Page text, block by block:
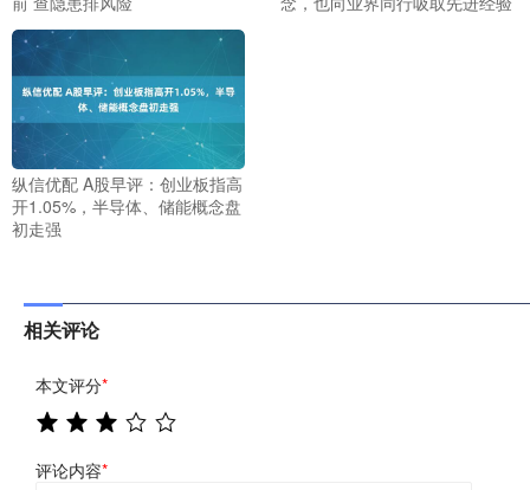
纵信优配 A股早评：创业板指高
开1.05%，半导体、储能概念盘
初走强
相关评论
本文评分*
评论内容*